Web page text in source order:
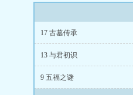
17 古墓传承
13 与君初识
9 五福之谜